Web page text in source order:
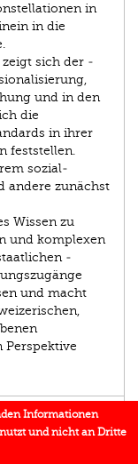
in
in die
zeigt sich der
und in den
die
in ihrer
feststellen.
sozial­
­andere zunächst
Wissen zu
und kom­plexen
und macht
Perspektive
Informationen
und nicht an Dritte